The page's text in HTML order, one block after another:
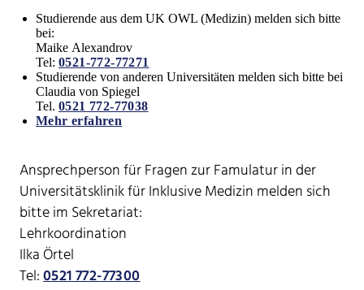
Studierende aus dem UK OWL (Medizin) melden sich bitte
bei:
Maike Alexandrov
Tel: 0521-772-77271
Studierende von anderen Universitäten melden sich bitte bei
Claudia von Spiegel
Tel. 0521 772-77038
Mehr erfahren
Ansprechperson für Fragen zur Famulatur in der
Universitätsklinik für Inklusive Medizin melden sich
bitte im Sekretariat:
Lehrkoordination
Ilka Örtel
Tel:0521 772-77300